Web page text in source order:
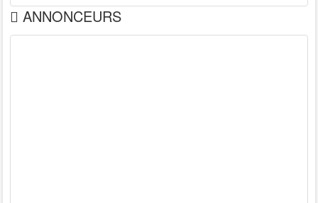
ANNONCEURS